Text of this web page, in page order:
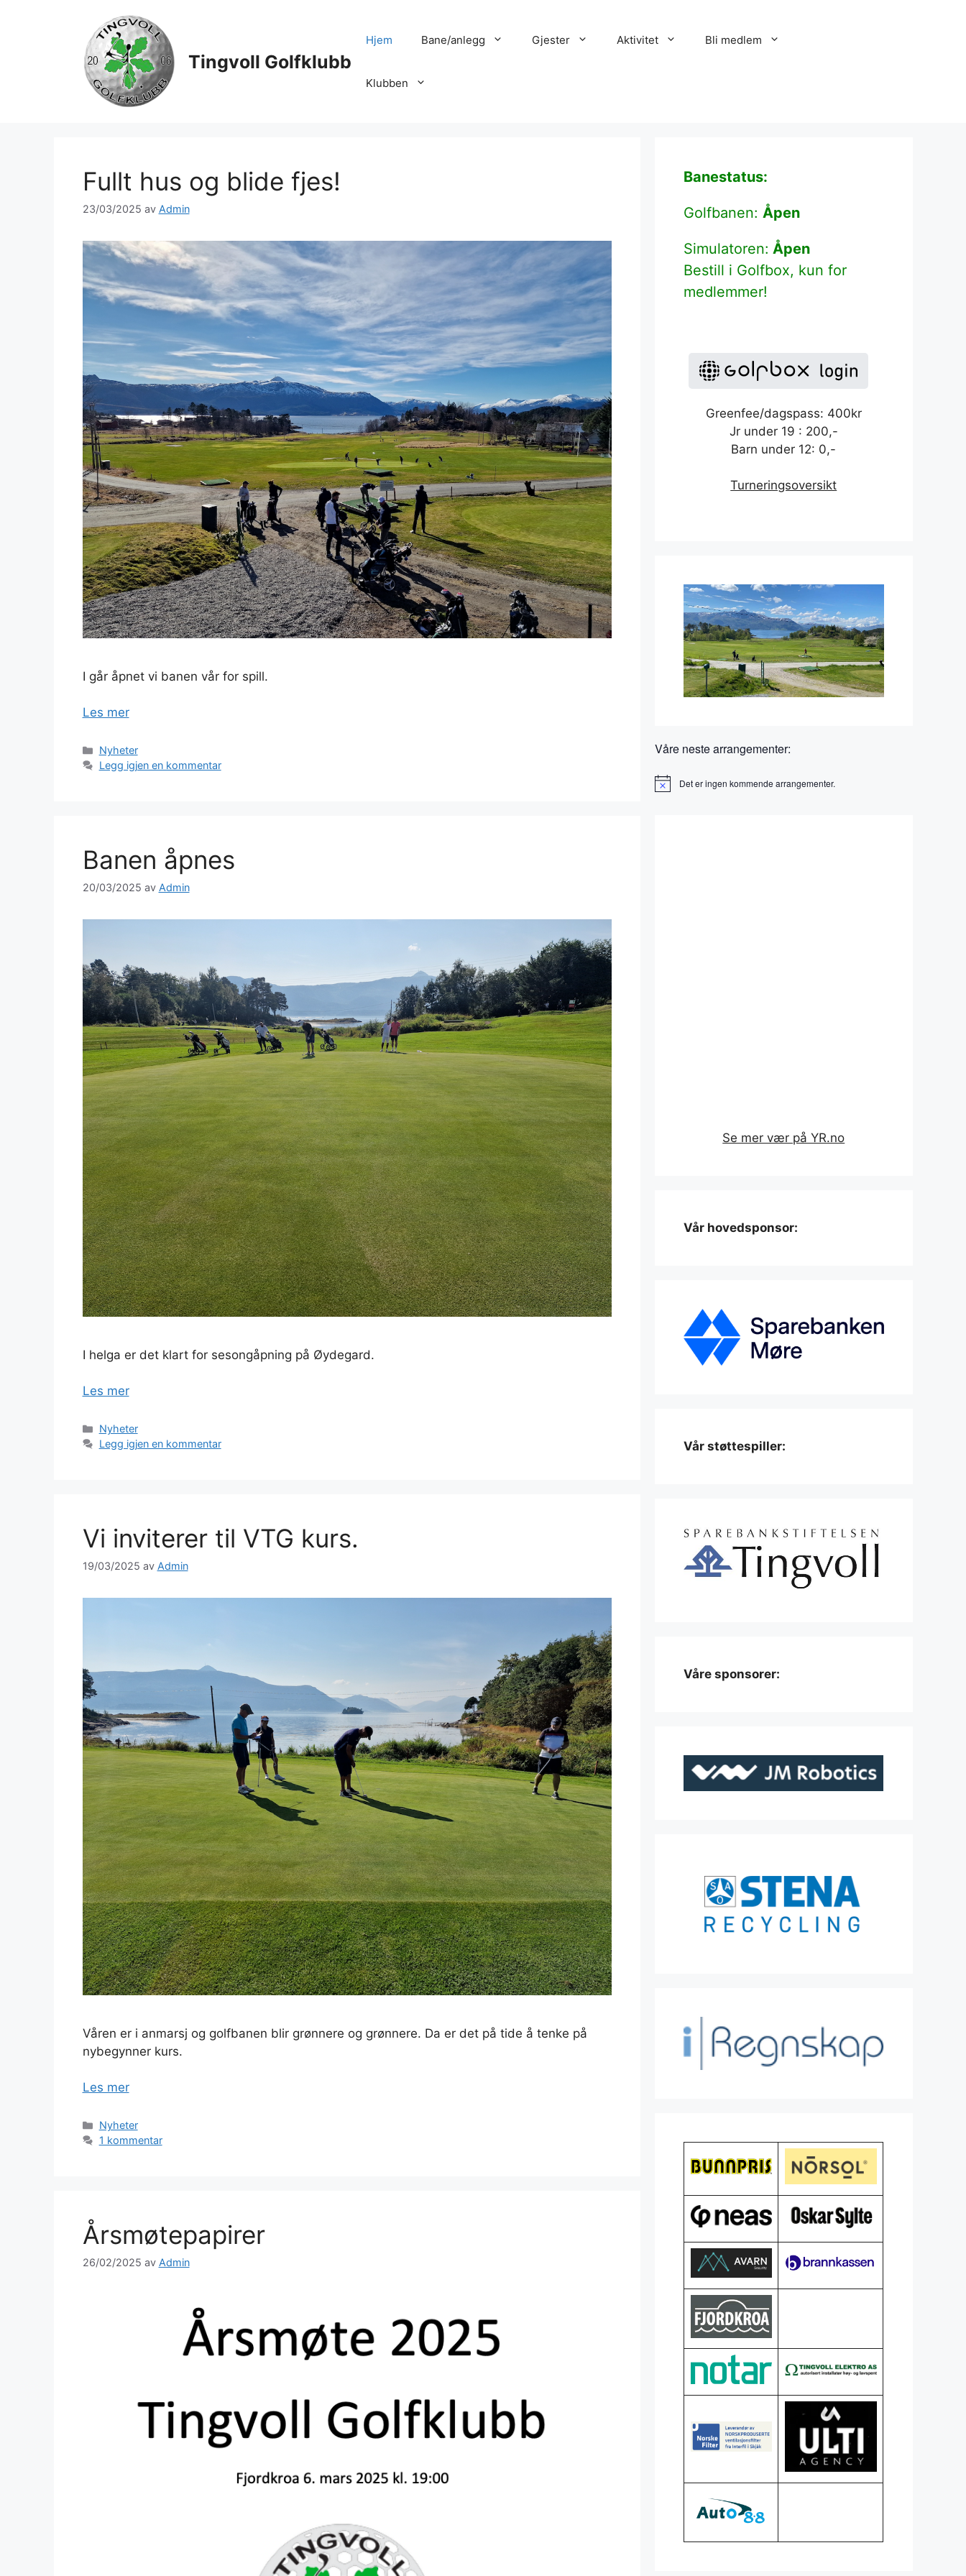
Tingvoll Golfklubb
Hjem Bane/anlegg Gjester Aktivitet Bli medlem
Klubben
Fullt hus og blide fjes!
23/03/2025 av Admin
I går åpnet vi banen vår for spill.
Les mer
Kategorier
Nyheter
Legg igjen en kommentar
Banen åpnes
20/03/2025 av Admin
I helga er det klart for sesongåpning på Øydegard.
Les mer
Kategorier
Nyheter
Legg igjen en kommentar
Vi inviterer til VTG kurs.
19/03/2025 av Admin
Våren er i anmarsj og golfbanen blir grønnere og grønnere. Da er det på tide å tenke på
nybegynner kurs.
Les mer
Kategorier
Nyheter
1 kommentar
Årsmøtepapirer
26/02/2025 av Admin
Banestatus:
Golfbanen: Åpen
Simulatoren: Åpen
Bestill i Golfbox, kun for
medlemmer!
Greenfee/dagspass: 400kr
Jr under 19 : 200,-
Barn under 12: 0,-
Turneringsoversikt
Våre neste arrangementer:
M
Det er ingen kommende arrangementer.
Se mer vær på YR.no
Vår hovedsponsor:
Vår støttespiller:
Våre sponsorer: